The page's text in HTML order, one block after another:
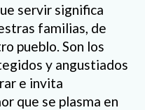
servir significa
familias, de
pueblo. Son los
y angustiados
e invita
que se plasma en